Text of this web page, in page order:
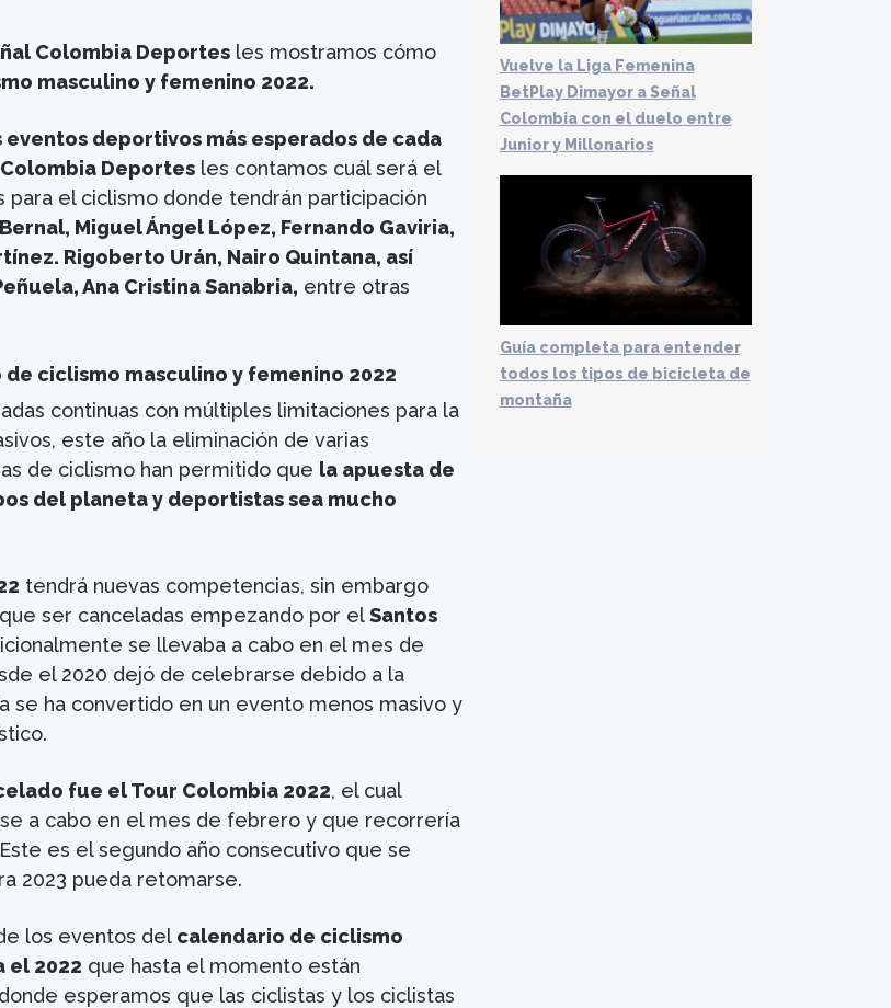
Colombia Deportes les mostramos cómo
masculino y femenino 2022.
eventos deportivos más esperados de cada
Deportes les contamos cuál será el
el ciclismo donde tendrán participación
Miguel Ángel López, Fernando Gaviria,
Rigoberto Urán, Nairo Quintana, así
Ana Cristina Sanabria, entre otras
ciclismo masculino y femenino 2022
continuas con múltiples limitaciones para la
este año la eliminación de varias
de ciclismo han permitido que la apuesta de
del planeta y deportistas sea mucho
tendrá nuevas competencias, sin embargo
ser canceladas empezando por elSantos
se llevaba a cabo en el mes de
el 2020 dejó de celebrarse debido a la
se ha convertido en un evento menos masivo y
fue el Tour Colombia 2022, el cual
a cabo en el mes de febrero y que recorrería
es el segundo año consecutivo que se
2023 pueda retomarse.
los eventos del calendario de ciclismo
el 2022 que hasta el momento están
esperamos que las ciclistas y los ciclistas
Vuelve la Liga Femenina
BetPlay Dimayor a Señal
Colombia con el duelo entre
Junior y Millonarios
Guía completa para entender
todos los tipos de bicicleta de
montaña